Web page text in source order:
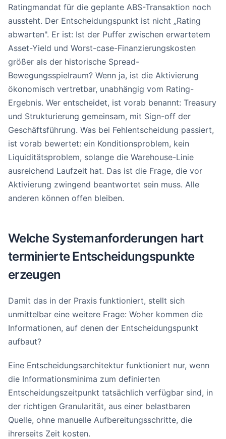
Ratingmandat für die geplante ABS-Transaktion noch
aussteht. Der Entscheidungspunkt ist nicht „Rating
abwarten". Er ist: Ist der Puffer zwischen erwartetem
Asset-Yield und Worst-case-Finanzierungskosten
größer als der historische Spread-
Bewegungsspielraum? Wenn ja, ist die Aktivierung
ökonomisch vertretbar, unabhängig vom Rating-
Ergebnis. Wer entscheidet, ist vorab benannt: Treasury
und Strukturierung gemeinsam, mit Sign-off der
Geschäftsführung. Was bei Fehlentscheidung passiert,
ist vorab bewertet: ein Konditionsproblem, kein
Liquiditätsproblem, solange die Warehouse-Linie
ausreichend Laufzeit hat. Das ist die Frage, die vor
Aktivierung zwingend beantwortet sein muss. Alle
anderen können offen bleiben.
Welche Systemanforderungen hart
terminierte Entscheidungspunkte
erzeugen
Damit das in der Praxis funktioniert, stellt sich
unmittelbar eine weitere Frage: Woher kommen die
Informationen, auf denen der Entscheidungspunkt
aufbaut?
Eine Entscheidungsarchitektur funktioniert nur, wenn
die Informationsminima zum definierten
Entscheidungszeitpunkt tatsächlich verfügbar sind, in
der richtigen Granularität, aus einer belastbaren
Quelle, ohne manuelle Aufbereitungsschritte, die
ihrerseits Zeit kosten.